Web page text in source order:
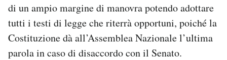
di un ampio margine di manovra potendo adottare
tutti i testi di legge che riterrà opportuni, poiché la
Costituzione dà all’Assemblea Nazionale l’ultima
parola in caso di disaccordo con il Senato.